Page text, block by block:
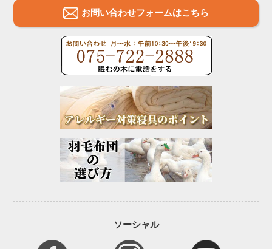
お問い合わせフォームはこちら
ソーシャル